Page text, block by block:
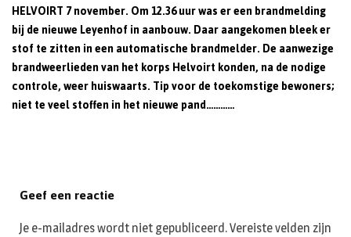
HELVOIRT 7 november. Om 12.36 uur was er een brandmelding
bij de nieuwe Leyenhof in aanbouw. Daar aangekomen bleek er
stof te zitten in een automatische brandmelder. De aanwezige
brandweerlieden van het korps Helvoirt konden, na de nodige
controle, weer huiswaarts. Tip voor de toekomstige bewoners;
niet te veel stoffen in het nieuwe pand…………
Geef een reactie
Je e-mailadres wordt niet gepubliceerd.Vereiste velden zijn